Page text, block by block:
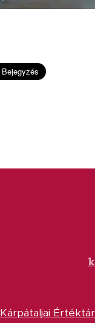
Kárpátaljai Értéktár